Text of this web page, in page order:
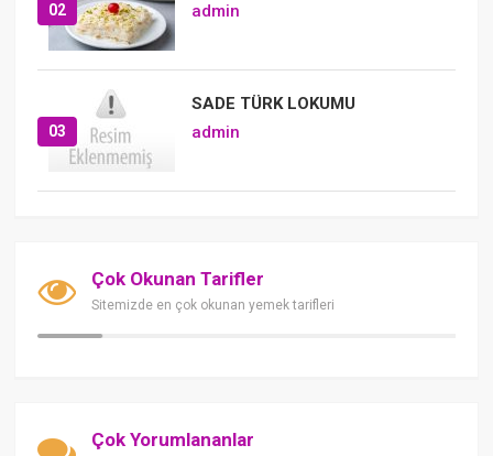
02
admin
03
SADE TÜRK LOKUMU
admin
Çok Okunan Tarifler
Sitemizde en çok okunan yemek tarifleri
Çok Yorumlananlar